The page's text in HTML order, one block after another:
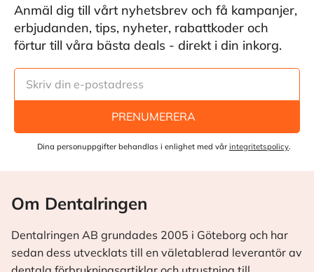
Anmäl dig till vårt nyhetsbrev och få kampanjer,
erbjudanden, tips, nyheter, rabattkoder och
förtur till våra bästa deals - direkt i din inkorg.
PRENUMERERA
Dina personuppgifter behandlas i enlighet med vår integritetspolicy.
Om Dentalringen
Dentalringen AB grundades 2005 i Göteborg och har
sedan dess utvecklats till en väletablerad leverantör av